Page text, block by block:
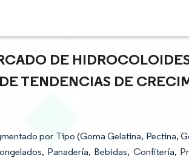
DE
TENDENCIAS DE
por Tipo (Goma Gelatina, Pectina,
Panadería, Bebidas, Confitería,